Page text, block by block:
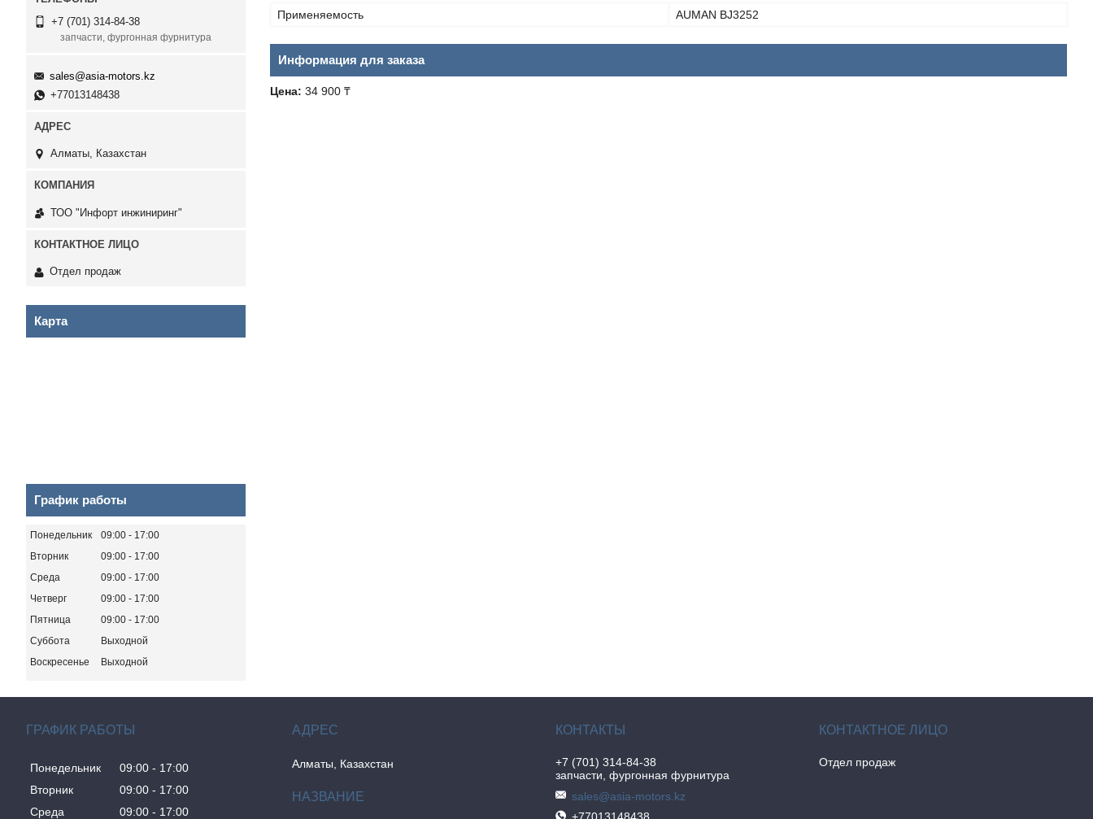
Применяемость AUMAN BJ3252
Информация для заказа
Цена: 34 900 ₸
+7 (701) 314-84-38
запчасти, фургонная фурнитура
sales@asia-motors.kz
+77013148438
Алматы, Казахстан
ТОО "Инфорт инжиниринг"
Отдел продаж
Карта
График работы
Понедельник 09:00
17:00
Вторник
09:00
17:00
Среда
09:00
17:00
Четверг
09:00
17:00
Пятница
09:00
17:00
Суббота
Выходной
Воскресенье
Выходной
ГРАФИК РАБОТЫ
Понедельник 09:00
17:00
Вторник
09:00
17:00
Среда
09:00 17:00
Алматы, Казахстан
+7 (701) 314-84-38
запчасти, фургонная фурнитура
sales@asia-motors.kz
Отдел продаж